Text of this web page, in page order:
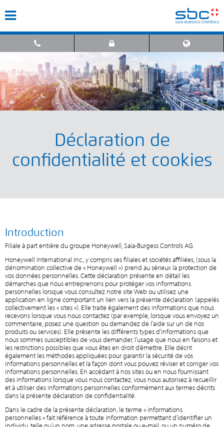
Déclaration de
confidentialité et cookies
Introduction
Filiale à part entière du groupe Honeywell, Saia-Burgess Controls AG.
Honeywell International Inc., y compris ses filiales et sociétés affiliées, (sous la
dénomination collective de « Honeywell ») prend au sérieux la protection de
vos données personnelles. Cette déclaration présente en détail les
démarches que nous entreprenons pour protéger vos informations
personnelles lorsque vous consultez notre site Web ou utilisez une
application en ligne comportant un lien vers la présente déclaration (appelés
collectivement les « sites »). Elle traite également des informations que nous
recevons lorsque vous nous contactez (par exemple, lorsque vous envoyez un
commentaire, posez une question ou demandez de l’aide sur un de nos
produits ou services). Elle présente les différents types d’informations que
nous sommes susceptibles de vous demander, l’usage que nous en faisons et
les restrictions possibles que vous êtes en droit d’émettre. Elle décrit
également les méthodes appliquées pour garantir la sécurité de vos
informations personnelles et la façon dont vous pouvez réviser et corriger vos
informations personnelles. En accédant à nos sites ou en nous fournissant
des informations lorsque vous nous contactez, vous nous autorisez à recueillir
et à utiliser des informations personnelles conformément aux termes décrits
dans la présente déclaration de confidentialité.
Dans le cadre de la présente déclaration, le terme « informations
personnelles » fait référence à toute information permettant d’identifier un